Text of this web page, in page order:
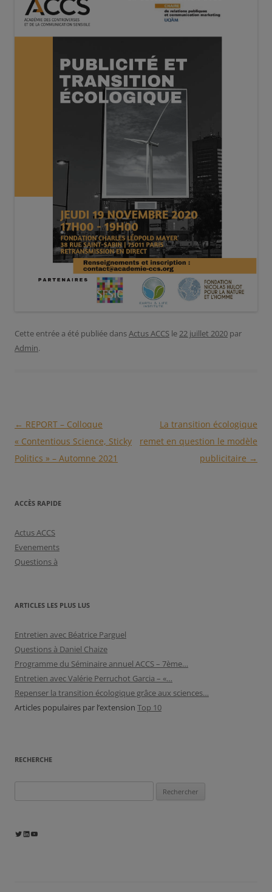
Cette entrée a été publiée dansActus ACCS le22 juillet 2020 par
Admin.
Navigation
des
articles
← REPORT – Colloque
« Contentious Science, Sticky
Politics » – Automne 2021
La transition écologique
remet en question le modèle
publicitaire →
ACCÈS RAPIDE
Actus ACCS
Evenements
Questions à
ARTICLES LES PLUS LUS
Entretien avec Béatrice Parguel
Questions à Daniel Chaize
Programme du Séminaire annuel ACCS – 7ème…
Entretien avec Valérie Perruchot Garcia – «…
Repenser la transition écologique grâce aux sciences…
Articles populaires par l’extension Top 10
RECHERCHE
Twitter
LinkedIn
YouTube